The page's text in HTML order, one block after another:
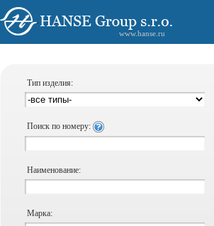
www.hanse.ru
Тип изделия:
Поиск по номеру:
Наименование:
Марка: